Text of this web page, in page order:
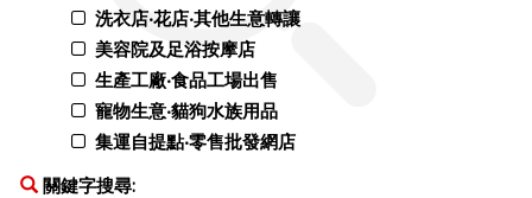
洗衣店‧花店‧其他生意轉讓
美容院及足浴按摩店
生產工廠‧食品工場出售
寵物生意‧貓狗水族用品
集運自提點‧零售批發網店
關鍵字搜尋: